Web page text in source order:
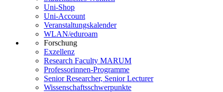
Uni-Shop
Uni-Account
Veranstaltungskalender
WLAN/eduroam
Forschung
Exzellenz
Research Faculty MARUM
Professorinnen-Programme
Senior Researcher, Senior Lecturer
Wissenschaftsschwerpunkte